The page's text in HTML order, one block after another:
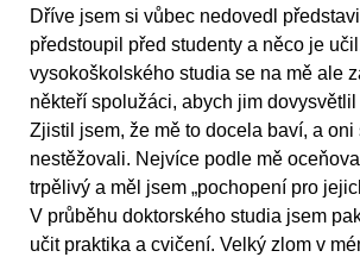
Dříve jsem si vůbec nedovedl
předstoupil před studenty a něco je
vysokoškolského studia se na mě ale
někteří spolužáci, abych jim
Zjistil jsem, že mě to docela baví, a oni
nestěžovali. Nejvíce podle mě
trpělivý a měl jsem „pochopení pro
V průběhu doktorského studia jsem
učit praktika a cvičení. Velký zlom v